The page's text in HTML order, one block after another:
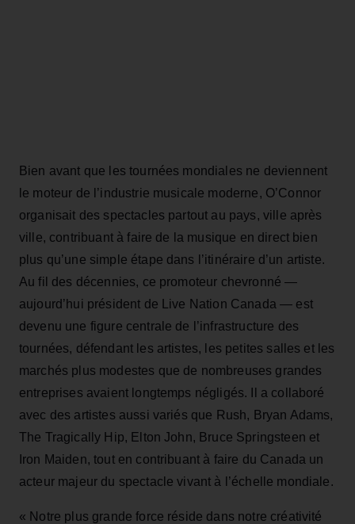
Bien avant que les tournées mondiales ne deviennent
le moteur de l’industrie musicale moderne, O’Connor
organisait des spectacles partout au pays, ville après
ville, contribuant à faire de la musique en direct bien
plus qu’une simple étape dans l’itinéraire d’un artiste.
Au fil des décennies, ce promoteur chevronné —
aujourd’hui président de Live Nation Canada — est
devenu une figure centrale de l’infrastructure des
tournées, défendant les artistes, les petites salles et les
marchés plus modestes que de nombreuses grandes
entreprises avaient longtemps négligés. Il a collaboré
avec des artistes aussi variés que Rush, Bryan Adams,
The Tragically Hip, Elton John, Bruce Springsteen et
Iron Maiden, tout en contribuant à faire du Canada un
acteur majeur du spectacle vivant à l’échelle mondiale.
« Notre plus grande force réside dans notre créativité